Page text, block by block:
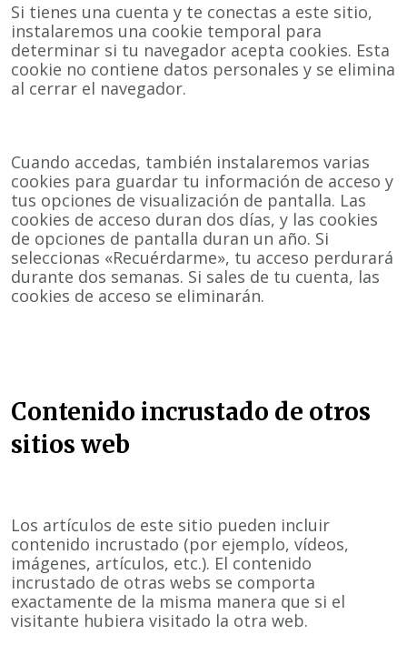
Si tienes una cuenta y te conectas a este sitio,
instalaremos una cookie temporal para
determinar si tu navegador acepta cookies. Esta
cookie no contiene datos personales y se elimina
al cerrar el navegador.
Cuando accedas, también instalaremos varias
cookies para guardar tu información de acceso y
tus opciones de visualización de pantalla. Las
cookies de acceso duran dos días, y las cookies
de opciones de pantalla duran un año. Si
seleccionas «Recuérdarme», tu acceso perdurará
durante dos semanas. Si sales de tu cuenta, las
cookies de acceso se eliminarán.
Contenido incrustado de otros
sitios web
Los artículos de este sitio pueden incluir
contenido incrustado (por ejemplo, vídeos,
imágenes, artículos, etc.). El contenido
incrustado de otras webs se comporta
exactamente de la misma manera que si el
visitante hubiera visitado la otra web.